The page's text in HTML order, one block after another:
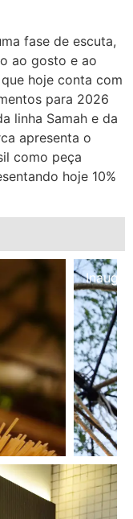
fase de escuta,
ao gosto e ao
hoje conta com
para 2026
linha Samah e da
apresenta o
como peça
hoje 10%